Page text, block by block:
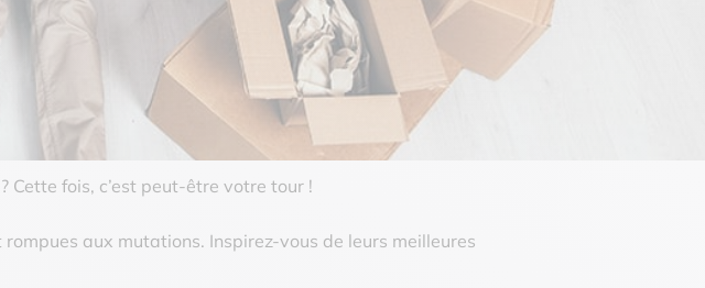
Cette fois, c’est peut-être votre tour !
aux mutations. Inspirez-vous de leurs meilleures